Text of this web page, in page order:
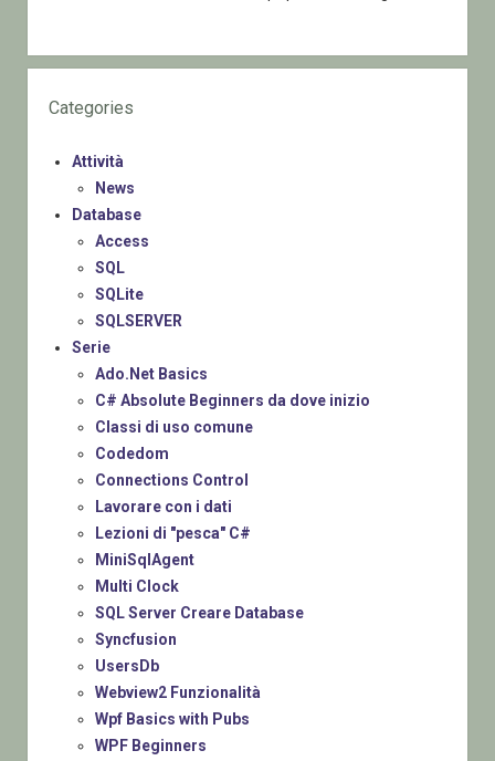
Categories
Attività
News
Database
Access
SQL
SQLite
SQLSERVER
Serie
Ado.Net Basics
C# Absolute Beginners da dove inizio
Classi di uso comune
Codedom
Connections Control
Lavorare con i dati
Lezioni di "pesca" C#
MiniSqlAgent
Multi Clock
SQL Server Creare Database
Syncfusion
UsersDb
Webview2 Funzionalità
Wpf Basics with Pubs
WPF Beginners